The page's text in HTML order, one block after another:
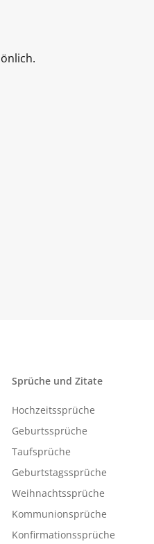
Sprüche und Zitate
Hochzeitssprüche
Geburtssprüche
Taufsprüche
Geburtstagssprüche
Weihnachtssprüche
Kommunionsprüche
Konfirmationssprüche